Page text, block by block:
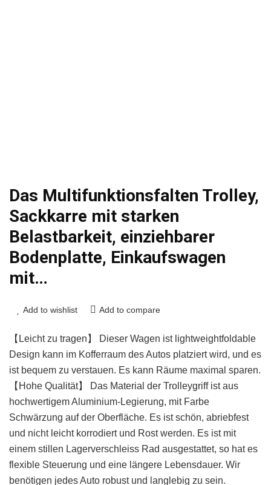
Das Multifunktionsfalten Trolley,
Sackkarre mit starken
Belastbarkeit, einziehbarer
Bodenplatte, Einkaufswagen
mit…
Add to wishlist Add to compare
【Leicht zu tragen】 Dieser Wagen ist lightweightfoldable
Design kann im Kofferraum des Autos platziert wird, und es
ist bequem zu verstauen. Es kann Räume maximal sparen.
【Hohe Qualität】 Das Material der Trolleygriff ist aus
hochwertigem Aluminium-Legierung, mit Farbe
Schwärzung auf der Oberfläche. Es ist schön, abriebfest
und nicht leicht korrodiert und Rost werden. Es ist mit
einem stillen Lagerverschleiss Rad ausgestattet, so hat es
flexible Steuerung und eine längere Lebensdauer. Wir
benötigen jedes Auto robust und langlebig zu sein.